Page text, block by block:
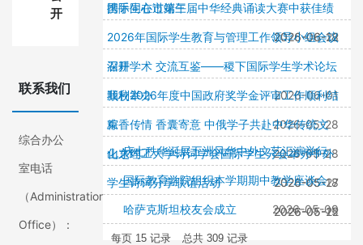
开
联系我们
综合办公
室电话
（Administration
Office）：
携手同心过端午
2026-06-22
国际生在市第三届中华经典诵读大赛中获佳绩
2026-06-18
2026年国际学生教育与管理工作领导小组会议
召开
2026-06-01
深耕学术 交流互鉴——稷下国际学生学术论坛
顺利举办
2026-05-28
我校2026年度中国政府奖学金评审工作顺利结
束
2026-05-28
粽香传情 香囊寄意 中俄学子共赴中华传统文
化之约
2026-05-27
山东理工大学诗词学会国际学生分会举办中外
学生诗词分享联谊活动
2026-05-22
庆七秩华诞展五洲风华中外文艺汇演举行
2026-05-18
国际教育学院组织本学期期中教学座谈会
2026-05-15
哈萨克斯坦校友会成立 2026-05-09
每页 15 记录 总共 309 记录